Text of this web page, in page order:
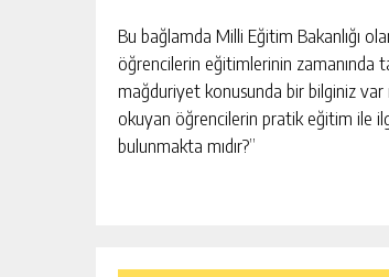
Bu bağlamda Milli Eğitim Bakanlığı
öğrencilerin eğitimlerinin zamanında
mağduriyet konusunda bir bilginiz var
okuyan öğrencilerin pratik eğitim ile
bulunmakta mıdır?”